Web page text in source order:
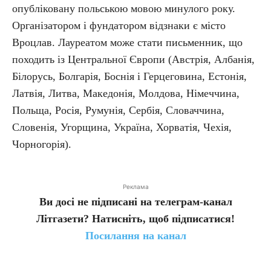
опубліковану польською мовою минулого року.
Організатором і фундатором відзнаки є місто
Вроцлав. Лауреатом може стати письменник, що
походить із Центральної Європи (Австрія, Албанія,
Білорусь, Болгарія, Боснія і Герцеговина, Естонія,
Латвія, Литва, Македонія, Молдова, Німеччина,
Польща, Росія, Румунія, Сербія, Словаччина,
Словенія, Угорщина, Україна, Хорватія, Чехія,
Чорногорія).
Реклама
Ви досі не підписані на телеграм-канал
Літгазети? Натисніть, щоб підписатися!
Посилання на канал